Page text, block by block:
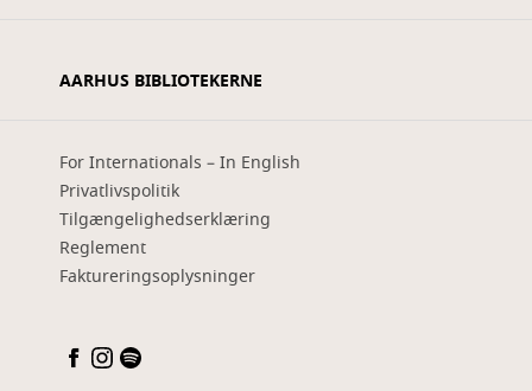
AARHUS BIBLIOTEKERNE
For Internationals – In English
Privatlivspolitik
Tilgængelighedserklæring
Reglement
Faktureringsoplysninger